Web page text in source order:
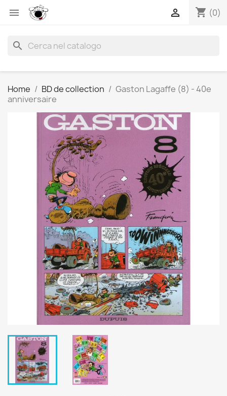
 shopping_cart (0)

search
Home BD de collection
Gaston Lagaffe (8) - 40e
anniversaire